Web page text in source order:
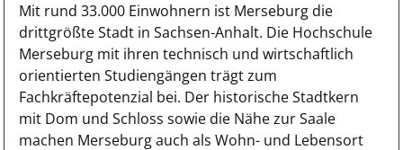
Mit rund 33.000 Einwohnern ist Merseburg die
drittgrößte Stadt in Sachsen-Anhalt. Die Hochschule
Merseburg mit ihren technisch und wirtschaftlich
orientierten Studiengängen trägt zum
Fachkräftepotenzial bei. Der historische Stadtkern
mit Dom und Schloss sowie die Nähe zur Saale
machen Merseburg auch als Wohn- und Lebensort